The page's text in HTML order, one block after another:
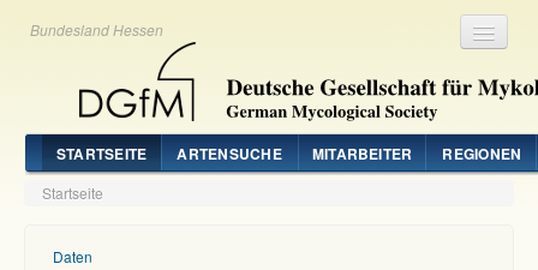
Bundesland Hessen
STARTSEITE ARTENSUCHE MITARBEITER REGIONEN
Startseite
Daten